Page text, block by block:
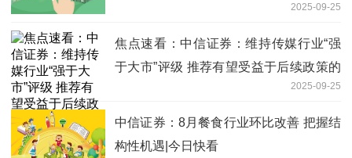
2025-09-25
焦点速看：中信证券：维持传媒行业“强
于大市”评级 推荐有望受益于后续政策的
2025-09-25
中信证券：8月餐食行业环比改善 把握结
构性机遇|今日快看